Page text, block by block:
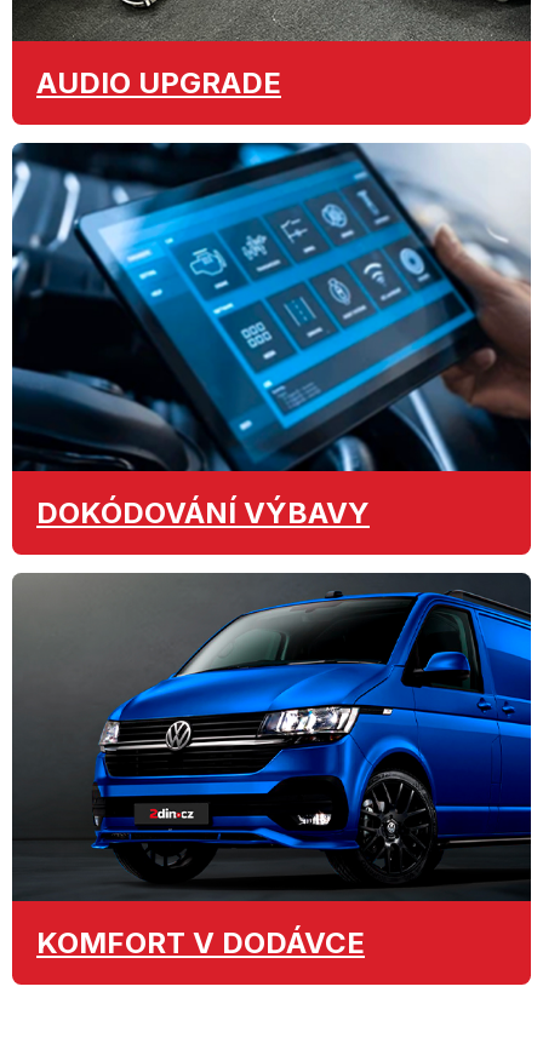
AUDIO UPGRADE
DOKÓDOVÁNÍ VÝBAVY
KOMFORT V DODÁVCE